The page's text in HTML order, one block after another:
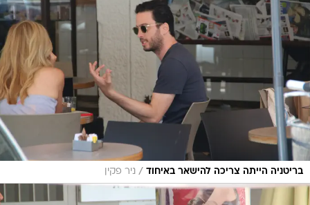
בריטניה הייתה צריכה להישאר באיחוד / ניר פקין